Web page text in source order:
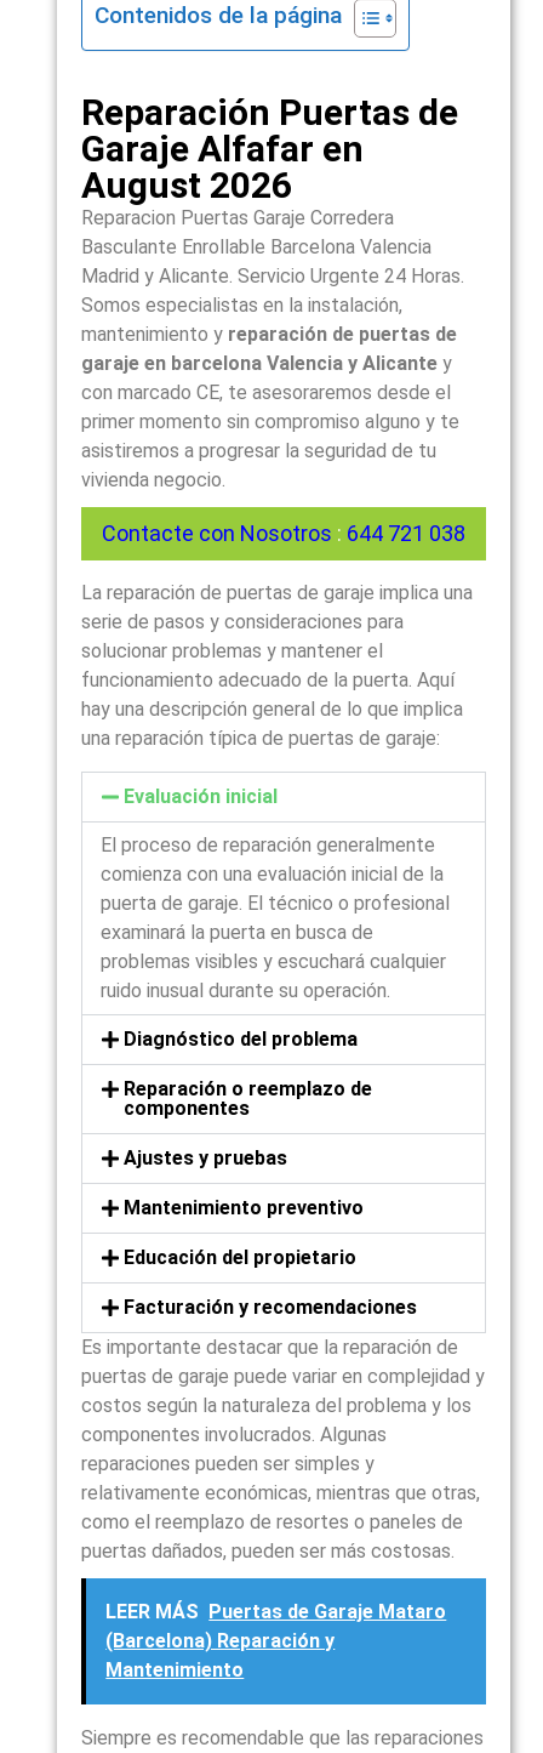
Contenidos de la página
Reparación Puertas de
Garaje Alfafar en
August 2026
Reparacion Puertas Garaje Corredera
Basculante Enrollable Barcelona Valencia
Madrid y Alicante. Servicio Urgente 24 Horas.
Somos especialistas en la instalación,
mantenimiento y reparación de puertas de
garaje en barcelona Valencia y Alicante y
con marcado CE, te asesoraremos desde el
primer momento sin compromiso alguno y te
asistiremos a progresar la seguridad de tu
vivienda negocio.
Contacte con Nosotros : 644 721 038
La reparación de puertas de garaje implica una
serie de pasos y consideraciones para
solucionar problemas y mantener el
funcionamiento adecuado de la puerta. Aquí
hay una descripción general de lo que implica
una reparación típica de puertas de garaje:
Evaluación inicial
El proceso de reparación generalmente
comienza con una evaluación inicial de la
puerta de garaje. El técnico o profesional
examinará la puerta en busca de
problemas visibles y escuchará cualquier
ruido inusual durante su operación.
Diagnóstico del problema
Reparación o reemplazo de
componentes
Ajustes y pruebas
Mantenimiento preventivo
Educación del propietario
Facturación y recomendaciones
Es importante destacar que la reparación de
puertas de garaje puede variar en complejidad y
costos según la naturaleza del problema y los
componentes involucrados. Algunas
reparaciones pueden ser simples y
relativamente económicas, mientras que otras,
como el reemplazo de resortes o paneles de
puertas dañados, pueden ser más costosas.
LEER MÁS Puertas de Garaje Mataro
(Barcelona) Reparación y
Mantenimiento
Siempre es recomendable que las reparaciones